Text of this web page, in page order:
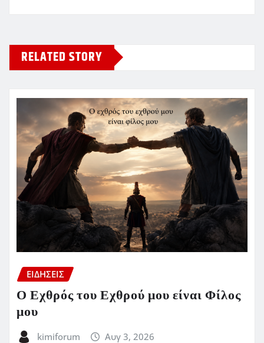
RELATED STORY
ΕΙΔΗΣΕΙΣ
Ο Εχθρός του Εχθρού μου είναι Φίλος
μου
kimiforum Αυγ 3, 2026